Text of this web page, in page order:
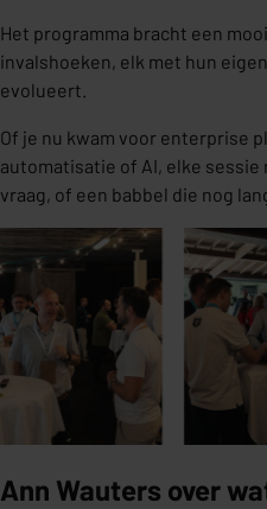
Het programma bracht een
invalshoeken, elk met hun
evolueert.
Of je nu kwam voor enterprise
automatisatie of AI, elke
vraag, of een babbel die nog
Ann Wauters over